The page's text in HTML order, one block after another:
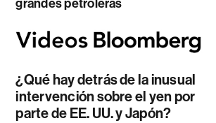
grandes petroleras
¿Qué hay detrás de la inusual
intervención sobre el yen por
parte de EE. UU. y Japón?